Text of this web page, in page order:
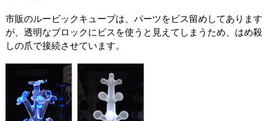
市販のルービックキューブは、パーツをビス留めしてあります
が、透明なブロックにビスを使うと見えてしまうため、はめ殺
しの爪で接続させています。